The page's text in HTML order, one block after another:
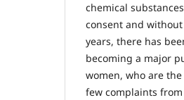
chemical
consent and
years, there has
becoming a major
women, who are
few complaints